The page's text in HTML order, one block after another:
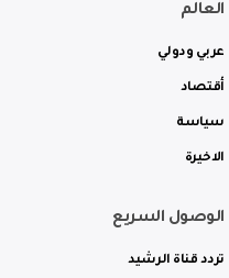
العالم
عربي ودولي
أقتصاد
سياسة
الاخيرة
الوصول السريع
تردد قناة الرشيد